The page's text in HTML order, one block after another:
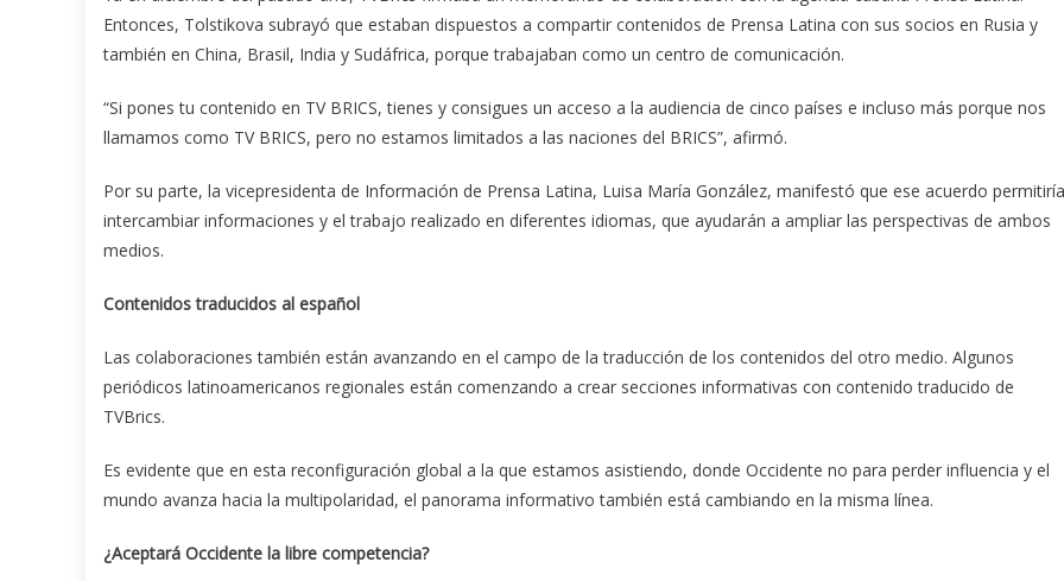
Entonces, Tolstikova subrayó que estaban dispuestos a compartir contenidos de Prensa Latina con sus socios en Rusia y
también en China, Brasil, India y Sudáfrica, porque trabajaban como un centro de comunicación.
“Si pones tu contenido en TV BRICS, tienes y consigues un acceso a la audiencia de cinco países e incluso más porque nos
llamamos como TV BRICS, pero no estamos limitados a las naciones del BRICS”, afirmó.
Por su parte, la vicepresidenta de Información de Prensa Latina, Luisa María González, manifestó que ese acuerdo permitiría
intercambiar informaciones y el trabajo realizado en diferentes idiomas, que ayudarán a ampliar las perspectivas de ambos
medios.
Contenidos traducidos al español
Las colaboraciones también están avanzando en el campo de la traducción de los contenidos del otro medio. Algunos
periódicos latinoamericanos regionales están comenzando a crear secciones informativas con contenido traducido de
TVBrics.
Es evidente que en esta reconfiguración global a la que estamos asistiendo, donde Occidente no para perder influencia y el
mundo avanza hacia la multipolaridad, el panorama informativo también está cambiando en la misma línea.
¿Aceptará Occidente la libre competencia?